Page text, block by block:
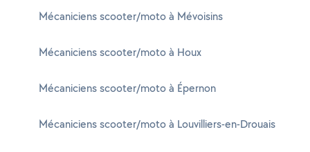
Mécaniciens scooter/moto à Mévoisins
Mécaniciens scooter/moto à Houx
Mécaniciens scooter/moto à Épernon
Mécaniciens scooter/moto à Louvilliers-en-Drouais